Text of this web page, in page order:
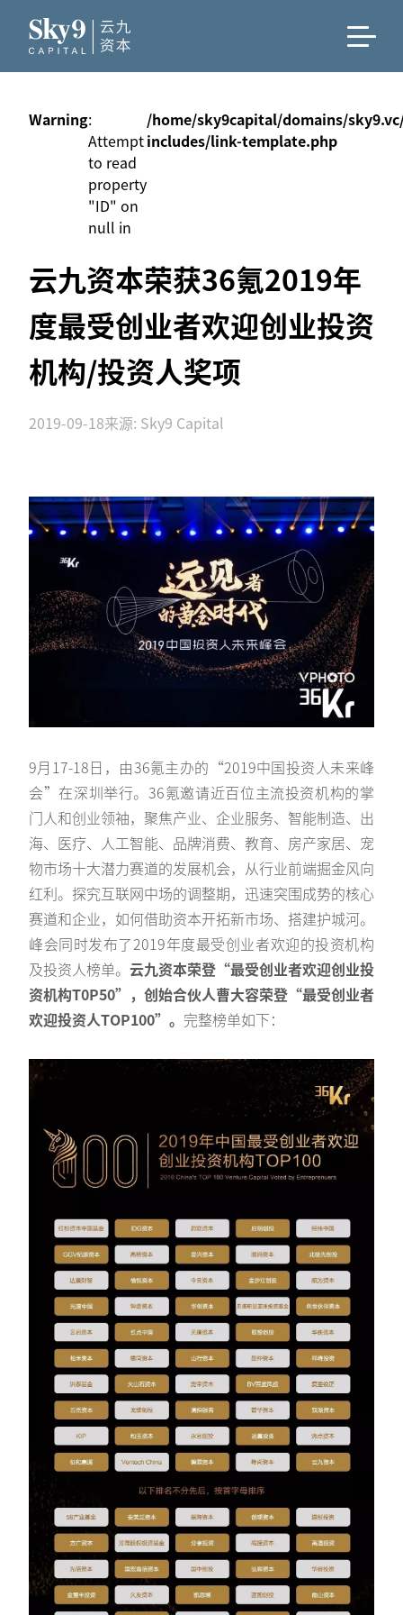
Warning:
Attempt
to read
property
"ID" on
null in
/home/sky9capital/domains/
includes/link-template.php
云九资本荣获36氪2019年
度最受创业者欢迎创业投资
机构/投资人奖项
2019-09-18来源: Sky9 Capital
9月17-18日，由36氪主办的“2019中国投资人未来峰
会”在深圳举行。36氪邀请近百位主流投资机构的掌
门人和创业领袖，聚焦产业、企业服务、智能制造、出
海、医疗、人工智能、品牌消费、教育、房产家居、宠
物市场十大潜力赛道的发展机会，从行业前端掘金风向
红利。探究互联网中场的调整期，迅速突围成势的核心
赛道和企业，如何借助资本开拓新市场、搭建护城河。
峰会同时发布了2019年度最受创业者欢迎的投资机构
及投资人榜单。 云九资本荣登“最受创业者欢迎创业投
资机构T0P50”，创始合伙人曹大容荣登“最受创业者
欢迎投资人TOP100”。 完整榜单如下：